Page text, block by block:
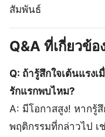
สัมพันธ์
Q&A ที่เกี่ยวข้อ
Q: ถ้ารู้สึกใจเต้นแรง
รักแรกพบไหม?
A: มีโอกาสสูง! หากรู้
พฤติกรรมที่กล่าวไป